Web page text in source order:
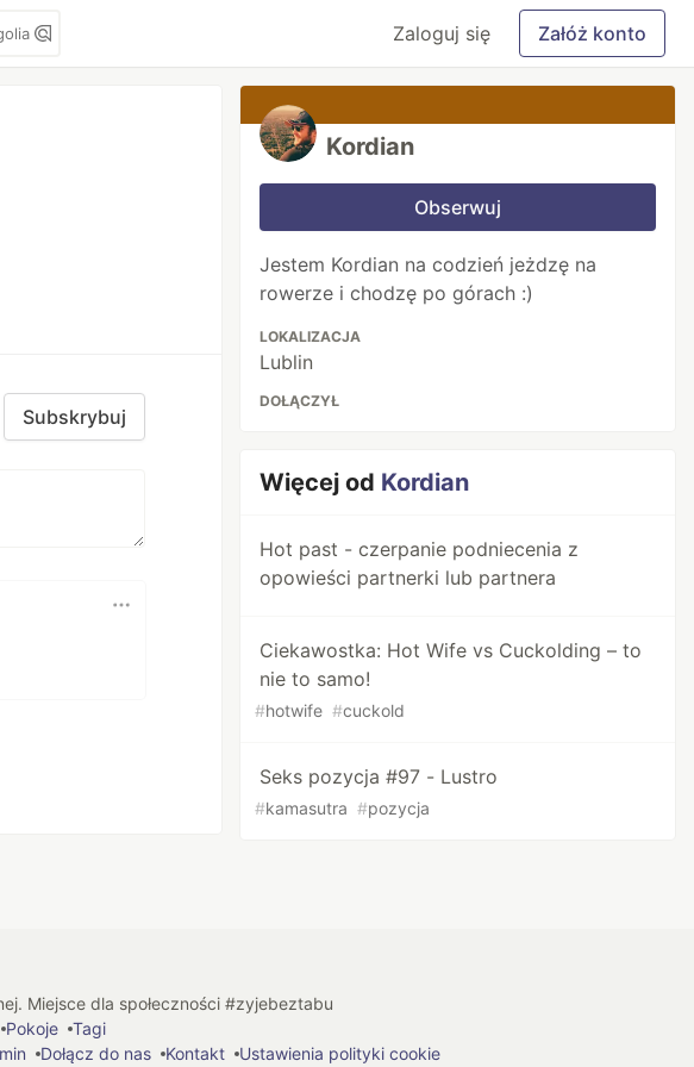
Zaloguj się Załóż konto
Subskrybuj
Kordian
Obserwuj
Jestem Kordian na codzień jeżdzę na
rowerze i chodzę po górach :)
LOKALIZACJA
Lublin
DOŁĄCZYŁ
Więcej od Kordian
Hot past - czerpanie podniecenia z
opowieści partnerki lub partnera
Ciekawostka: Hot Wife vs Cuckolding – to
nie to samo!
#hotwife #cuckold
Seks pozycja #97 - Lustro
#kamasutra #pozycja
Miejsce dla społeczności #zyjebeztabu
Pokoje
Tagi
Dołącz do nas Kontakt Ustawienia polityki cookie